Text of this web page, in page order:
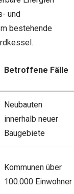
und
bestehende
Betroffene Fälle
Neubauten
innerhalb neuer
Baugebiete
Kommunen über
100.000 Einwohner